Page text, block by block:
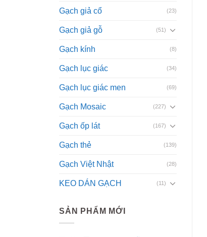
Gạch giả cổ (23)
Gạch giả gỗ (51)
Gạch kính (8)
Gạch lục giác (34)
Gạch lục giác men (69)
Gạch Mosaic (227)
Gạch ốp lát (167)
Gạch thẻ (139)
Gạch Việt Nhật (28)
KEO DÁN GẠCH (11)
SẢN PHẨM MỚI